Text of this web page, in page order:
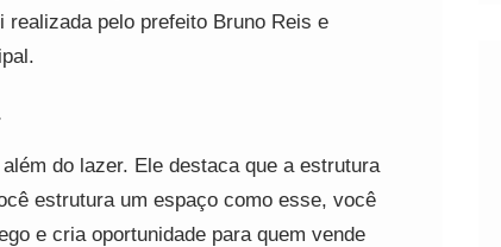
pelo prefeito Bruno Reis e
do lazer. Ele destaca que a estrutura
estrutura um espaço como esse, você
e cria oportunidade para quem vende